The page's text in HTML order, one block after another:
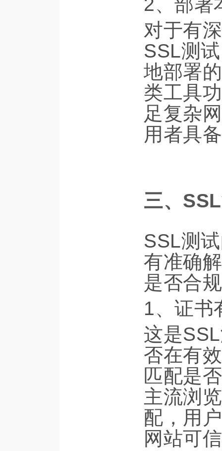
对于有
SSL测
地部署
类工具
足复杂
用者具
三、
SSL测
有准确
是否合
1、证书
这是
否在有
匹配是
主流浏
配，用
网站可